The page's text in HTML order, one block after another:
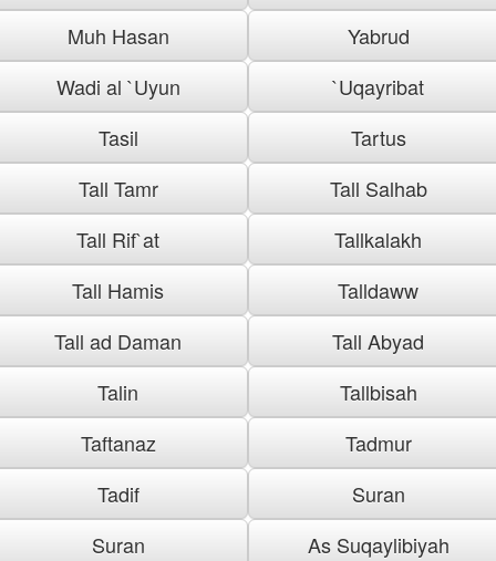
Muh Hasan
Yabrud
Wadi al `Uyun
`Uqayribat
Tasil
Tartus
Tall Tamr
Tall Salhab
Tall Rif`at
Tallkalakh
Tall Hamis
Talldaww
Tall ad Daman
Tall Abyad
Talin
Tallbisah
Taftanaz
Tadmur
Tadif
Suran
Suran
As Suqaylibiyah